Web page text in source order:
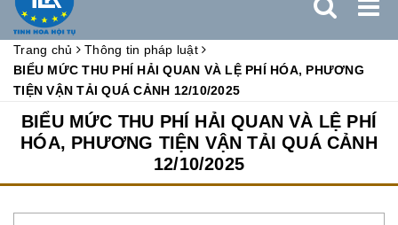
TRANG CHỦ GIỚI THIỆU DỊCH VỤ PHÁP LÝ
DỊCH VỤ KẾ TOÁN - THUẾ XÚC TIẾN THƯƠNG MẠI
TUYỂN DỤNG
Trang chủ
Thông tin pháp luật
BIỂU MỨC THU PHÍ HẢI QUAN VÀ LỆ PHÍ HÓA, PHƯƠNG
TIỆN VẬN TẢI QUÁ CẢNH 12/10/2025
BIỂU MỨC THU PHÍ HẢI QUAN VÀ LỆ PHÍ
HÓA, PHƯƠNG TIỆN VẬN TẢI QUÁ CẢNH
12/10/2025